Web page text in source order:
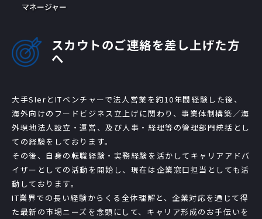
マネージャー
スカウトのご連絡を差し上げた方
へ
大手SIerとITベンチャーで法人営業を約10年間経験した後、
海外向けのフードビジネス立上げに関わり、事業体制構築／海
外現地法人設立・運営、及び人事・経理等の管理部門統括とし
ての経験をしております。
その後、自身の転職経験・実務経験を活かしてキャリアアドバ
イザーとしての活動を開始し、現在は企業窓口担当としても活
動しております。
IT業界での長い経験からくる全体理解と、企業対応を通じて得
た最新の市場ニーズを念頭にして、キャリア形成のお手伝いを